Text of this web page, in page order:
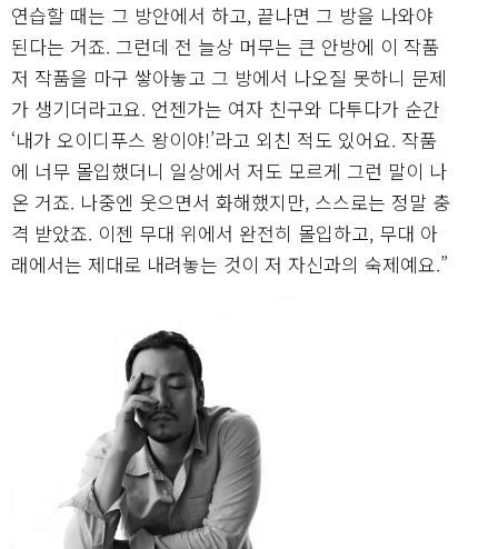
연습할 때는 그 방안에서 하고, 끝나면 그 방을 나와야
된다는 거죠. 그런데 전 늘상 머무는 큰 안방에 이 작품
저 작품을 마구 쌓아놓고 그 방에서 나오질 못하니 문제
가 생기더라고요. 언젠가는 여자 친구와 다투다가 순간
‘내가 오이디푸스 왕이야!’라고 외친 적도 있어요. 작품
에 너무 몰입했더니 일상에서 저도 모르게 그런 말이 나
온 거죠. 나중엔 웃으면서 화해했지만, 스스로는 정말 충
격 받았죠. 이젠 무대 위에서 완전히 몰입하고, 무대 아
래에서는 제대로 내려놓는 것이 저 자신과의 숙제예요.”